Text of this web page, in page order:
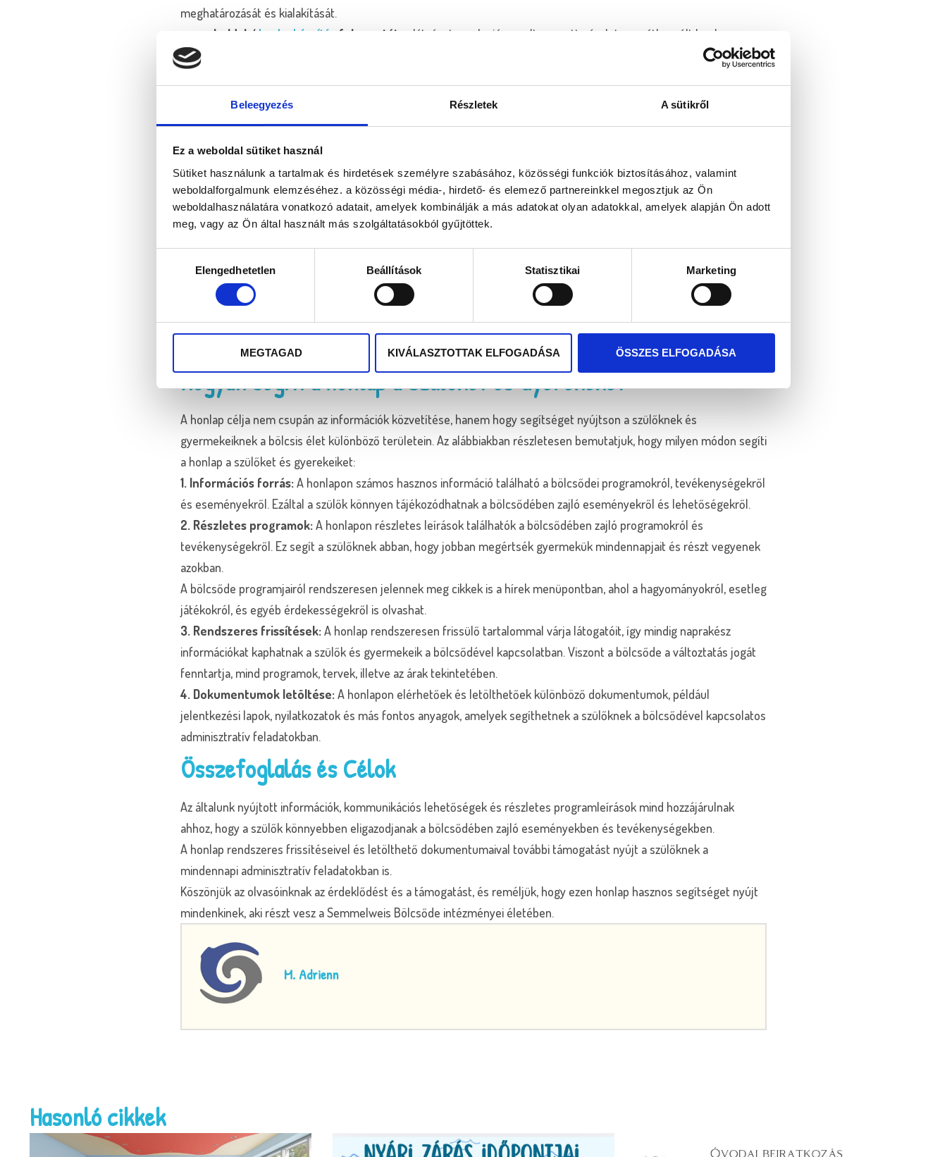
Beleegyezés Részletek A sütikről
Ez a weboldal sütiket használ
Sütiket használunk a tartalmak és hirdetések személyre szabásához, közösségi funkciók biztosításához, valamint
weboldalforgalmunk elemzéséhez. a közösségi média-, hirdető- és elemező partnereinkkel megosztjuk az Ön
weboldalhasználatára vonatkozó adatait, amelyek kombinálják a más adatokat olyan adatokkal, amelyek alapján Ön adott
meg, vagy az Ön által használt más szolgáltatásokból gyűjtöttek.
kiválasztásaElengedhetetlen Beállítások Statisztikai Marketing
MEGTAGAD KIVÁLASZTOTTAK ELFOGADÁSA ÖSSZES ELFOGADÁSA
meghatározását és kialakítását.
a weboldal / honlapkészítés folyamatát:
a látványterv alapján az eltervezett, részletesen átbeszélt honlap
létrehozását
Néhány szó a honlap tervezéséről, technikai paramétereiről
fenntartjuk az összhangot és az egységes megjelenést az oldalon, ezenkívül releváns információkat találjanak az
érdeklődők minden egyes tagintézménnyel kapcsolatban.
A színeknél a kék lett a domináns szín, ami a megbízhatóságot jelenti. Több mint 72 év működéssel a háta mögött,
ami tükrözi a bölcsőde hosszú távú sikeres tevékenységét és szakértelmét.
meg az érdeklődő, az megfelelően jelenik meg az adott eszközön.
A weboldal kielégíti a Google által támasztott követelményeket, illetve a SEO alapkövetelményeit és természetesen a
GDPR-nek megfelelően a kötelező a cookie-szabályzat, és Adatvédelmi Nyilatkozat is megtalálható rajta.
Amennyiben a részletesebben is érdekli a honlap elkészítésének folyamata, vagy egyéb technikai paraméterek, akkor
megtalálja aVortex Computer weboldalkészítésaloldalán.
Hogyan segíti a honlap a Szülőket és Gyerekeket
A honlap célja nem csupán az információk közvetítése, hanem hogy segítséget nyújtson a szülőknek és
gyermekeiknek a bölcsis élet különböző területein. Az alábbiakban részletesen bemutatjuk, hogy milyen módon segíti
a honlap a szülőket és gyerekeiket:
1. Információs forrás:A honlapon számos hasznos információ található a bölcsődei programokról, tevékenységekről
és eseményekről. Ezáltal a szülők könnyen tájékozódhatnak a bölcsődében zajló eseményekről és lehetőségekről.
2. Részletes programok:A honlapon részletes leírások találhatók a bölcsődében zajló programokról és
tevékenységekről. Ez segít a szülőknek abban, hogy jobban megértsék gyermekük mindennapjait és részt vegyenek
azokban.
A bölcsőde programjairól rendszeresen jelennek meg cikkek is a hírek menüpontban, ahol a hagyományokról, esetleg
játékokról, és egyéb érdekességekről is olvashat.
3. Rendszeres frissítések:A honlap rendszeresen frissülő tartalommal várja látogatóit, így mindig naprakész
információkat kaphatnak a szülők és gyermekeik a bölcsődével kapcsolatban. Viszont a bölcsőde a változtatás jogát
fenntartja, mind programok, tervek, illetve az árak tekintetében.
4. Dokumentumok letöltése:A honlapon elérhetőek és letölthetőek különböző dokumentumok, például
jelentkezési lapok, nyilatkozatok és más fontos anyagok, amelyek segíthetnek a szülőknek a bölcsődével kapcsolatos
adminisztratív feladatokban.
Összefoglalás és Célok
Az általunk nyújtott információk, kommunikációs lehetőségek és részletes programleírások mind hozzájárulnak
ahhoz, hogy a szülők könnyebben eligazodjanak a bölcsődében zajló eseményekben és tevékenységekben.
A honlap rendszeres frissítéseivel és letölthető dokumentumaival további támogatást nyújt a szülőknek a
mindennapi adminisztratív feladatokban is.
Köszönjük az olvasóinknak az érdeklődést és a támogatást, és reméljük, hogy ezen honlap hasznos segítséget nyújt
mindenkinek, aki részt vesz a Semmelweis Bölcsőde intézményei életében.
M. Adrienn
Hasonló cikkek